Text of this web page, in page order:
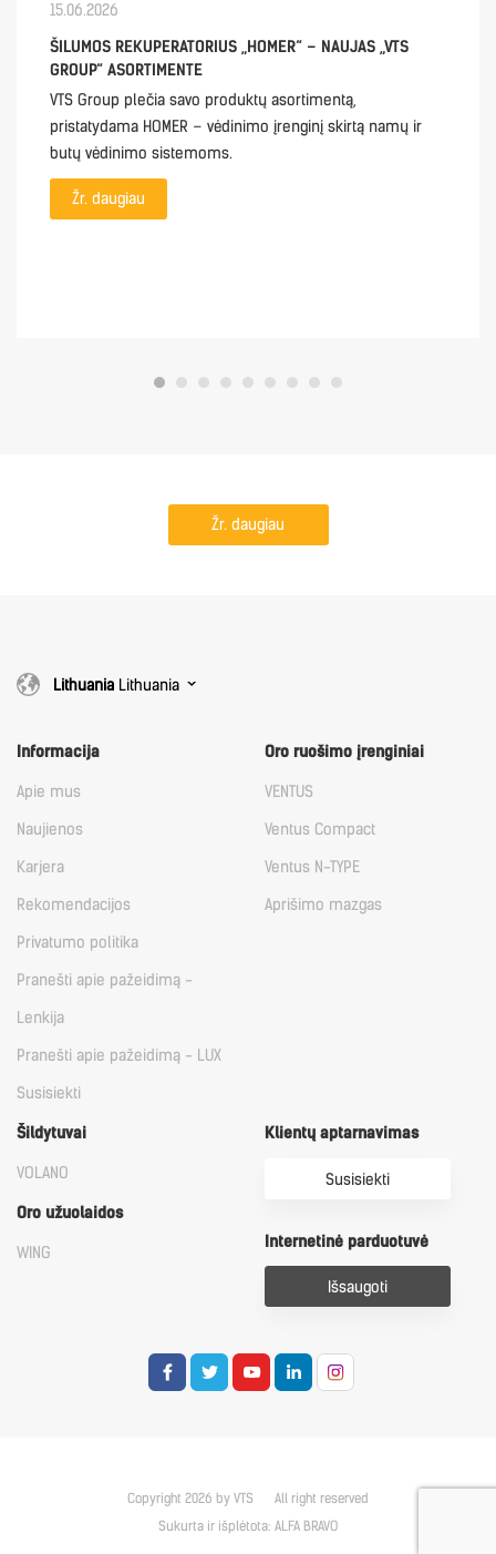
15.06.2026
ŠILUMOS REKUPERATORIUS „HOMER“ – NAUJAS „VTS
GROUP“ ASORTIMENTE
VTS Group plečia savo produktų asortimentą,
pristatydama HOMER – vėdinimo įrenginį skirtą namų ir
butų vėdinimo sistemoms.
Žr. daugiau
Žr. daugiau
Lithuania Lithuania
Informacija
Apie mus
Naujienos
Karjera
Rekomendacijos
Privatumo politika
Pranešti apie pažeidimą -
Lenkija
Pranešti apie pažeidimą - LUX
Susisiekti
Oro ruošimo įrenginiai
VENTUS
Ventus Compact
Ventus N-TYPE
Aprišimo mazgas
Šildytuvai
VOLANO
Oro užuolaidos
WING
Klientų aptarnavimas
Susisiekti
Internetinė parduotuvė
Išsaugoti
Copyright 2026 by VTS
All right reserved
Sukurta ir išplėtota: ALFA BRAVO